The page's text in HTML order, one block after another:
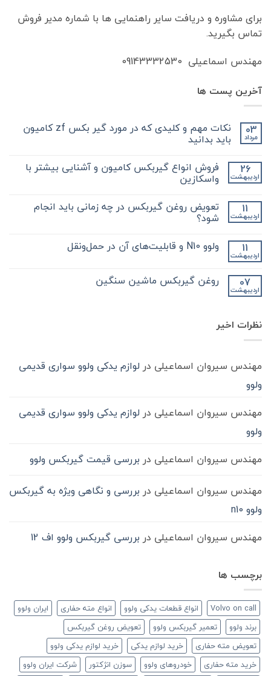
برای مشاوره و دریافت سایر راهنمایی ها با شماره مدیر فروش
تماس بگیرید.
مهندس اسماعیلی 09143332530
آخرین پست ها
03
مرداد
نکات مهم و کلیدی که در مورد گیر بکس zf کامیون
باید بدانید
دیدگاهی
نکات
مهم
کلیدی
در
مورد
بکس
کامیون
باید
نشده 26
اردیبهشت
فروش انواع گیربکس کامیون و آشنایی بیشتر با
واسکازین
برای
فروش
انواع
و
آشنایی
واسکازین
ثبت
نشده 11
اردیبهشت
تعویض روغن گیربکس در چه زمانی باید انجام
شود؟
برای
تعویض
در
چه
ثبت
نشده 11
اردیبهشت
ولوو N10 و قابلیت‌های آن در حمل‌ونقل
ولوو
N10
حمل‌ونقل
ثبت
نشده 07
اردیبهشت
روغن گیربکس ماشین سنگین
گیربکس
ماشیننظرات اخیر
مهندس سیروان اسماعیلی در لوازم یدکی ولوو سواری قدیمی
ولوو
مهندس سیروان اسماعیلی در لوازم یدکی ولوو سواری قدیمی
ولوو
مهندس سیروان اسماعیلی در بررسی قیمت گیربکس ولوو
مهندس سیروان اسماعیلی در بررسی و نگاهی ویژه به گیربکس
ولوو n10
مهندس سیروان اسماعیلی در بررسی گیربکس ولوو اف 12
برچسب ها
Volvo on call انواع قطعات یدکی ولوو انواع مته حفاری
ایران ولوو
برند ولوو
تعمیر گیربکس ولوو
تعویض روغن گیربکس
تعویض مته حفاری
خرید لوازم یدکی
خرید لوازم یدکی ولوو
خرید مته حفاری
خودروهای ولوو سوزن انژکتور
شرکت ایران ولوو